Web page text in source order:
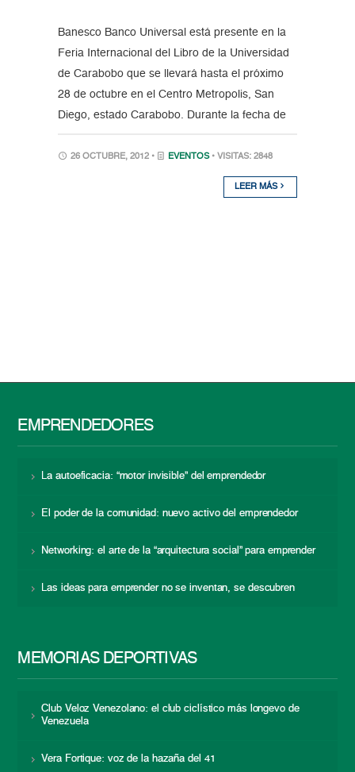
Banesco Banco Universal está presente en la
Feria Internacional del Libro de la Universidad
de Carabobo que se llevará hasta el próximo
28 de octubre en el Centro Metropolis, San
Diego, estado Carabobo. Durante la fecha de
26 OCTUBRE, 2012 • EVENTOS • VISITAS: 2848
LEER MÁS
EMPRENDEDORES
La autoeficacia: “motor invisible” del emprendedor
El poder de la comunidad: nuevo activo del emprendedor
Networking: el arte de la “arquitectura social” para emprender
Las ideas para emprender no se inventan, se descubren
MEMORIAS DEPORTIVAS
Club Veloz Venezolano: el club ciclístico más longevo de
Venezuela
Vera Fortique: voz de la hazaña del 41